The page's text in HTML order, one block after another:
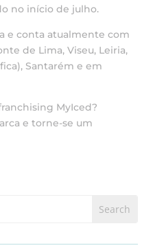
no início de julho.
e conta atualmente com
de Lima, Viseu, Leiria,
Santarém e em
MyIced?
e torne-se um